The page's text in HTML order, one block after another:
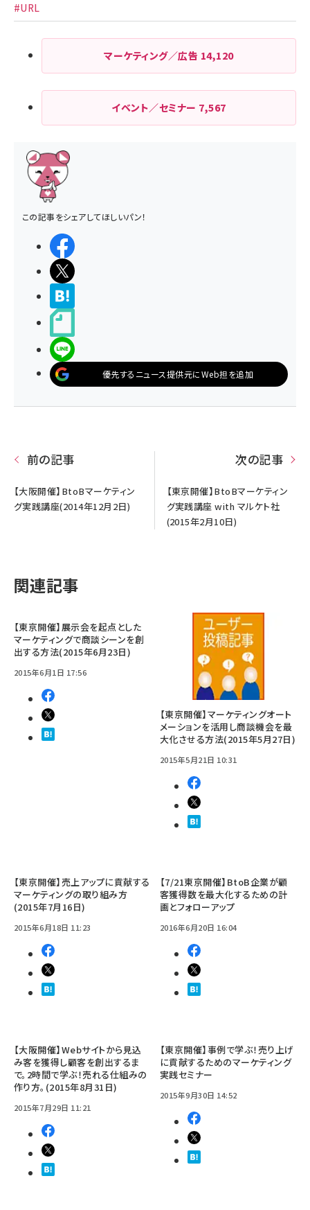
#URL
マーケティング／広告 14,120
イベント／セミナー 7,567
この記事をシェアしてほしいパン！
優先するニュース提供元にWeb担を追加
前の記事
【大阪開催】BtoBマーケティン
グ実践講座(2014年12月2日)
次の記事
【東京開催】BtoBマーケティン
グ実践講座 with マルケト社
(2015年2月10日)
関連記事
【東京開催】展示会を起点とした
マーケティングで商談シーンを創
出する方法(2015年6月23日)
2015年6月1日 17:56
【東京開催】マーケティングオート
メーションを活用し商談機会を最
大化させる方法(2015年5月27日)
2015年5月21日 10:31
【東京開催】売上アップに貢献する
マーケティングの取り組み方
(2015年7月16日)
2015年6月18日 11:23
【7/21東京開催】BtoB企業が顧
客獲得数を最大化するための計
画とフォローアップ
2016年6月20日 16:04
【大阪開催】Webサイトから見込
み客を獲得し顧客を創出するま
で。2時間で学ぶ！売れる仕組みの
作り方。(2015年8月31日)
2015年7月29日 11:21
【東京開催】事例で学ぶ！売り上げ
に貢献するためのマーケティング
実践セミナー
2015年9月30日 14:52